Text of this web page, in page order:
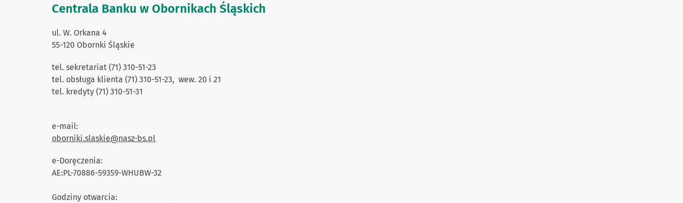
Centrala Banku w Obornikach Śląskich
ul. W. Orkana 4
55-120 Obornki Śląskie
tel. sekretariat (71) 310-51-23
tel. obsługa klienta (71) 310-51-23, wew. 20 i 21
tel. kredyty (71) 310-51-31
e-mail:
oborniki.slaskie@nasz-bs.pl
e-Doręczenia:
AE:PL-70886-59359-WHUBW-32
Godziny otwarcia: